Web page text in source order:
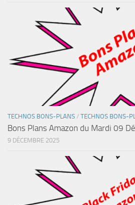
TECHNOS BONS-PLANS / TECHNOS BONS-
Bons Plans Amazon du Mardi 09
9 DÉCEMBRE 2025